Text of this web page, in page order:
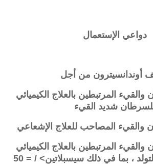
دواعي الإستعمال
أوندانسيترون من أجل
والقيء المرتبطين بالعلاج الكيميائي
شديد القيء
والقيء المصاحب للعلاج الإشعاعي
والقيء المرتبطين بالعلاج الكيميائي
للسرطان شديد التولد ، بما في ذلك سيسبلاتين> / = 50